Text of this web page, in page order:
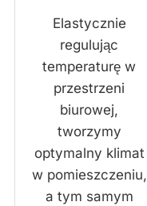
Elastycznie
regulując
temperaturę w
przestrzeni
biurowej,
tworzymy
optymalny klimat
w pomieszczeniu,
a tym samym